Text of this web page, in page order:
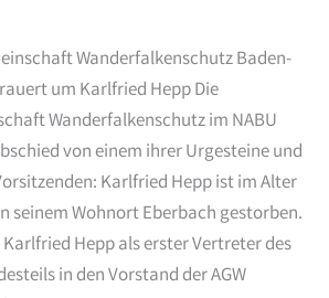
Wanderfalkenschutz Baden-
um Karlfried Hepp Die
Wanderfalkenschutz im NABU
von einem ihrer Urgesteine und
Karlfried Hepp ist im Alter
seinem Wohnort Eberbach gestorben.
Hepp als erster Vertreter des
in den Vorstand der AGW